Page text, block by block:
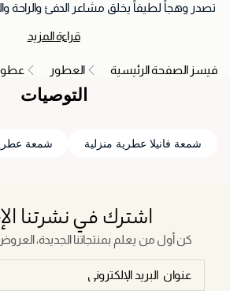
تصدر وهجاً لطيفاً يخلق مشاعر الدفئ والراحة
كانت رائحة الفانيلا المهدئة في يوم ماطر، أم
ومشاعرنا. إنها ليست عناصر زينة فحسب، بل
طياتها، لحظات من السكينة في عبوة. في عالمٍ
بسيط كإشعال شمعة يصبح طقساً حميمياً
قراءة المزيد
فيسز الصفحة الرئيسية العطور
التوصيات
شمعة فانيلا عطرية منزلية شمعة
اشترك في نشرتنا
كن أول من يعلم بمنتجاتنا الجديدة،